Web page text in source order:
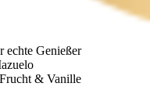
echte Genießer
& Vanille